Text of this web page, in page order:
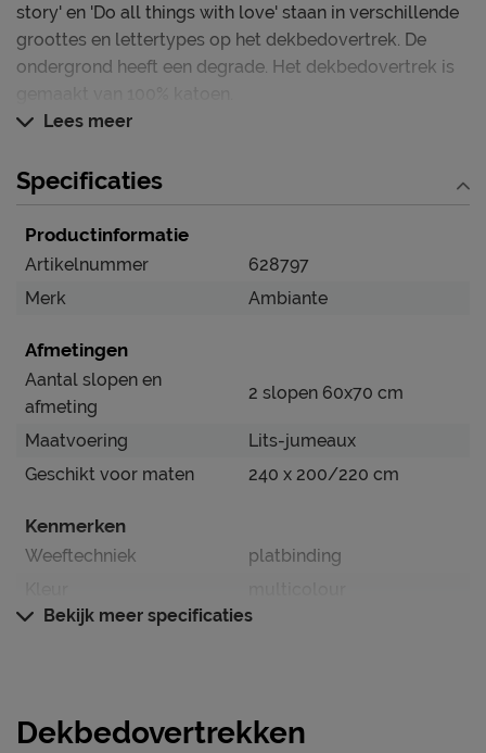
story' en 'Do all things with love' staan in verschillende
groottes en lettertypes op het dekbedovertrek. De
ondergrond heeft een degrade. Het dekbedovertrek is
Lees meer
Specificaties
Productinformatie
Artikelnummer
628797
Merk
Ambiante
Afmetingen
Aantal slopen en
afmeting
2 slopen 60x70 cm
Maatvoering
Lits-jumeaux
Geschikt voor maten
240 x 200/220 cm
Kenmerken
Weeftechniek
platbinding
Dessin
volwassenen
Materiaal
Bekijk meer specificaties
Dekbedovertrekken